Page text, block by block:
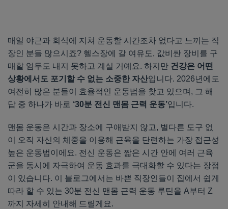
매일 야근과 회식에 지쳐 운동할 시간조차 없다고 느끼는 직
장인 분들 많으시죠? 헬스장에 갈 여유도, 값비싼 장비를 구
매할 엄두도 내지 못하고 계실 거예요. 하지만 건강은 어떤
상황에서도 포기할 수 없는 소중한 자산입니다. 2026년에도
여전히 많은 분들이 효율적인 운동법을 찾고 있으며, 그 해
답 중 하나가 바로 ‘30분 전신 맨몸 근력 운동’입니다.
맨몸 운동은 시간과 장소에 구애받지 않고, 별다른 도구 없
이 오직 자신의 체중을 이용해 근육을 단련하는 가장 접근성
높은 운동법이에요. 전신 운동은 짧은 시간 안에 여러 근육
군을 동시에 자극하여 운동 효과를 극대화할 수 있다는 장점
이 있습니다. 이 블로그에서는 바쁜 직장인들이 집에서 쉽게
따라 할 수 있는 30분 전신 맨몸 근력 운동 루틴을 A부터 Z
까지 자세히 안내해 드릴게요.